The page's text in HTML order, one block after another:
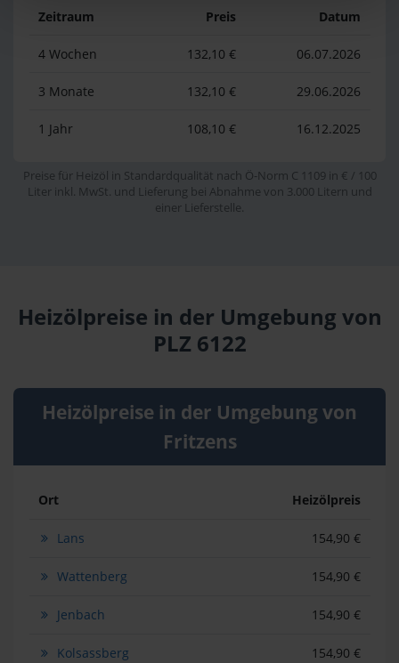
Zeitraum Preis Datum
4 Wochen 132,10 € 06.07.2026
3 Monate 132,10 € 29.06.2026
1 Jahr 108,10 € 16.12.2025
Preise für Heizöl in Standardqualität nach Ö-Norm C 1109 in € / 100
Liter inkl. MwSt. und Lieferung bei Abnahme von 3.000 Litern und
einer Lieferstelle.
Heizölpreise in der Umgebung von
PLZ 6122
Heizölpreise in der Umgebung von
Fritzens
Ort Heizölpreis
Lans 154,90 €
Wattenberg 154,90 €
Jenbach 154,90 €
Kolsassberg 154,90 €